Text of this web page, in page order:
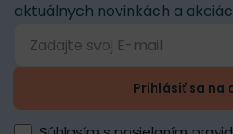
aktuálnych novinkách a
Prihlásiť sa na